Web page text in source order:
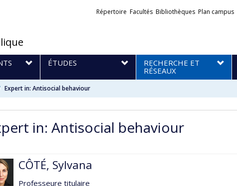
Liens
Répertoire Facultés Bibliothèques Plan campus
ÉTUDES
RECHERCHE ET
RÉSEAUX
Expert in: Antisocial behaviour
in: Antisocial behaviour
CÔTÉ, Sylvana
Professeure titulaire